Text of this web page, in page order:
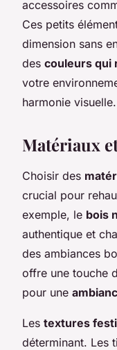
accessoires
Ces petits
dimension sans
des couleurs qui
votre
harmonie visuelle.
Matériaux
Choisir des
crucial pour
exemple, le bois
authentique et
des ambiances
offre une touche
pour une
Les textures
déterminant. Les